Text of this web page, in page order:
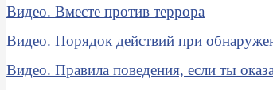
Видео. Вместе против террора
Видео. Порядок действий при
Видео. Правила поведения, если ты